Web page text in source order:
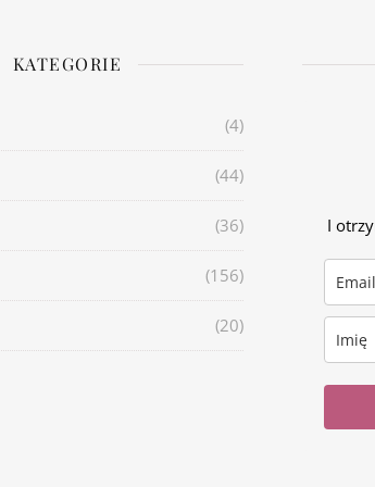
KATEGORIE
(4)
(44)
(36)
(156)
(20)
I